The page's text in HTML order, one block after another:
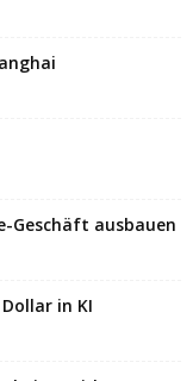
Geschäft ausbauen
in KI